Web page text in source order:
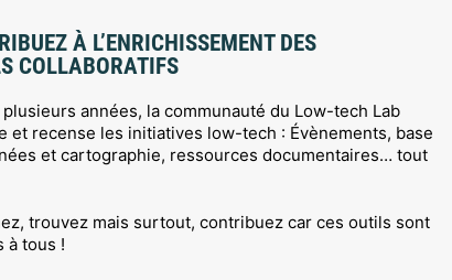
À L’ENRICHISSEMENT DES
COLLABORATIFS
années, la communauté du Low-tech Lab
et recense les initiatives low-tech : Évènements, base
et cartographie, ressources documentaires… tout
trouvez mais surtout, contribuez car ces outils sont
à tous !